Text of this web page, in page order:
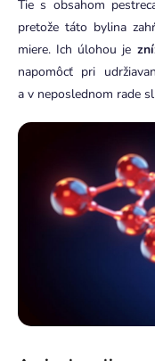
Tie s obsahom
pretože táto bylina
miere. Ich úlohou je
napomôcť pri
a v neposlednom rade